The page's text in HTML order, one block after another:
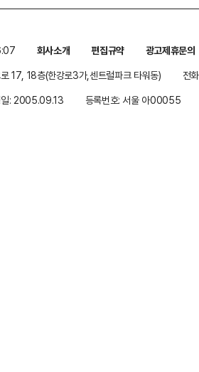
회사소개 편집규약
광고제휴문의
17, 18층(한강로3가,센트럴파크 타워동)
전
일: 2005.09.13 등록번호: 서울 아00055